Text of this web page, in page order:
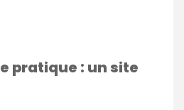
pratique : un site